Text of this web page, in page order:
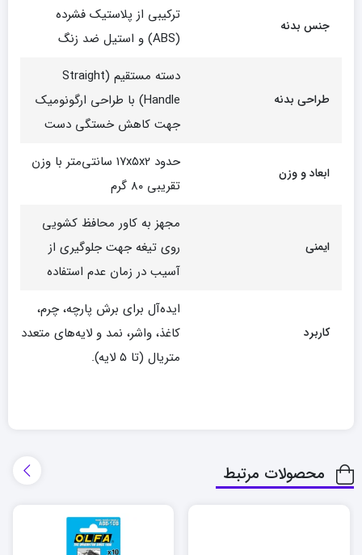
جنس بدنه
ترکیبی از پلاستیک فشرده
(ABS) و استیل ضد زنگ
طراحی بدنه
دسته مستقیم (Straight
Handle) با طراحی ارگونومیک
جهت کاهش خستگی دست
ابعاد و وزن
حدود ۱۷x۵x۲ سانتی‌متر با وزن
تقریبی ۸۰ گرم
ایمنی
مجهز به کاور محافظ کشویی
روی تیغه جهت جلوگیری از
آسیب در زمان عدم استفاده
کاربرد
ایده‌آل برای برش پارچه، چرم،
کاغذ، واشر، نمد و لایه‌های متعدد
متریال (تا ۵ لایه).
محصولات مرتبط